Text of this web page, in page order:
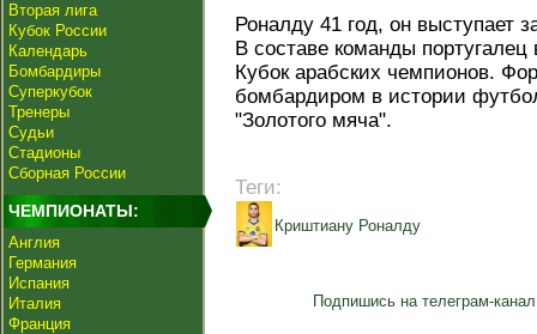
Вторая лига
Кубок России
Календарь
Бомбардиры
Суперкубок
Тренеры
Судьи
Стадионы
Сборная России
ЧЕМПИОНАТЫ:
Англия
Германия
Испания
Италия
Франция
Роналду 41 год, он выступает
В составе команды
Кубок арабских чемпионов.
бомбардиром в истории
"Золотого мяча".
Теги:
Криштиану Роналду
Подпишись на телеграм-